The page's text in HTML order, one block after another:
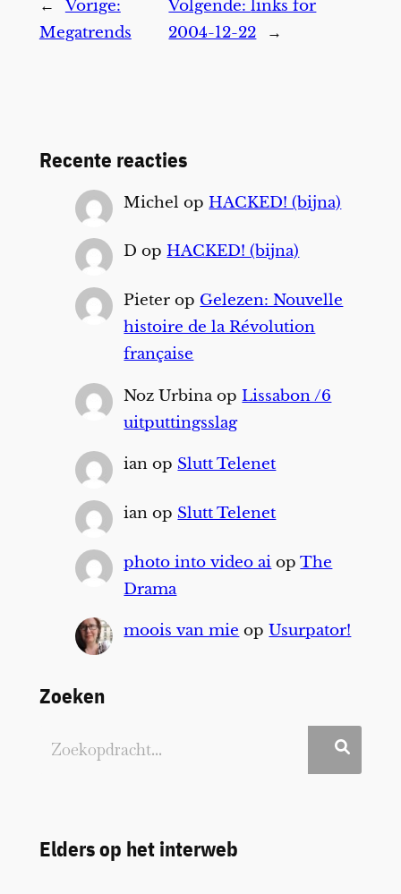
←
Vorige:
Megatrends
Volgende:links for
2004-12-22
→
Recente reacties
Michel opHACKED! (bijna)
D opHACKED! (bijna)
Pieter op Gelezen: Nouvelle
histoire de la Révolution
française
Noz UrbinaopLissabon /6
uitputtingsslag
ian op Slutt Telenet
ian op Slutt Telenet
photo into video ai opThe
Drama
moois van mie opUsurpator!
Zoeken
Elders op het interweb